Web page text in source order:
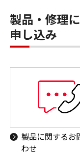
製品・修理
申し込み
製品に関するお
わせ